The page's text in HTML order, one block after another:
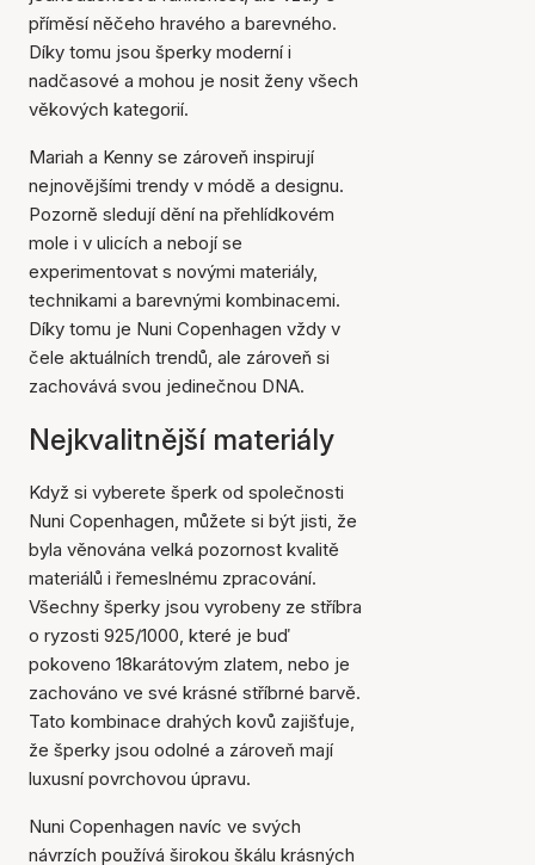
příměsí něčeho hravého a barevného.
Díky tomu jsou šperky moderní i
nadčasové a mohou je nosit ženy všech
věkových kategorií.
Mariah a Kenny se zároveň inspirují
nejnovějšími trendy v módě a designu.
Pozorně sledují dění na přehlídkovém
mole i v ulicích a nebojí se
experimentovat s novými materiály,
technikami a barevnými kombinacemi.
Díky tomu je Nuni Copenhagen vždy v
čele aktuálních trendů, ale zároveň si
zachovává svou jedinečnou DNA.
Nejkvalitnější materiály
Když si vyberete šperk od společnosti
Nuni Copenhagen, můžete si být jisti, že
byla věnována velká pozornost kvalitě
materiálů i řemeslnému zpracování.
Všechny šperky jsou vyrobeny ze stříbra
o ryzosti 925/1000, které je buď
pokoveno 18karátovým zlatem, nebo je
zachováno ve své krásné stříbrné barvě.
Tato kombinace drahých kovů zajišťuje,
že šperky jsou odolné a zároveň mají
luxusní povrchovou úpravu.
Nuni Copenhagen navíc ve svých
návrzích používá širokou škálu krásných